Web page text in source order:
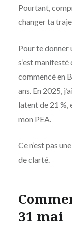
Pourtant,
changer ta
Pour te donner
s’est
commencé en
ans. En 2025,
latent de 21 %,
mon PEA.
Ce n’est pas
de clarté.
31 mai